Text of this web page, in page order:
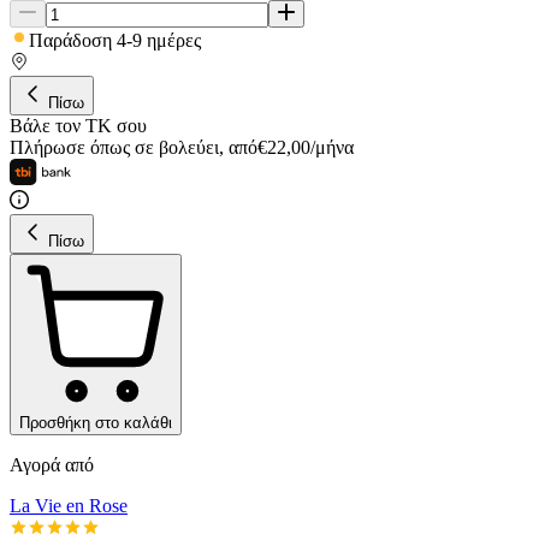
Παράδοση 4-9 ημέρες
Πίσω
Βάλε τον ΤΚ σου
Πλήρωσε όπως σε βολεύει, από€22,00/μήνα
Πίσω
Προσθήκη στο καλάθι
Αγορά από
La Vie en Rose